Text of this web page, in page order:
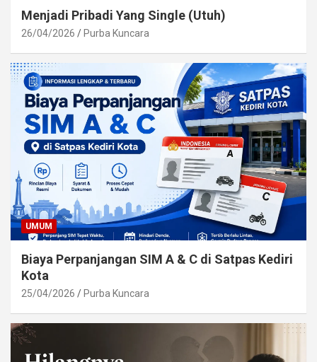
Menjadi Pribadi Yang Single (Utuh)
26/04/2026 Purba Kuncara
UMUM
Biaya Perpanjangan SIM A & C di Satpas Kediri
Kota
25/04/2026 Purba Kuncara